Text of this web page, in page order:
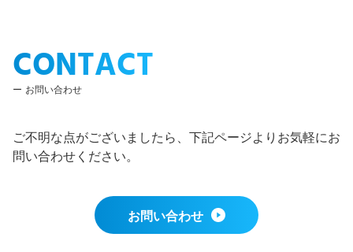
CONTACT
お問い合わせ
ご不明な点がございましたら、下記ページよりお気軽にお
問い合わせください。
お問い合わせ